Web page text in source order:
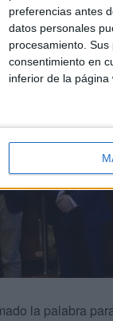
preferencias antes
datos personales
procesamiento.
consentimiento en
inferior de la página
la palabra